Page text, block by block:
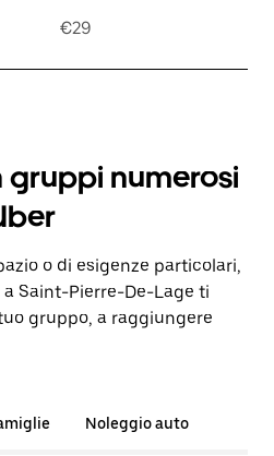
€29
gruppi numerosi
o di esigenze particolari,
Saint-Pierre-De-Lage ti
gruppo, a raggiungere
Noleggio auto